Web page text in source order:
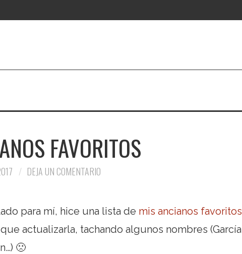
FAVORITOS
DEJA UN COMENTARIO
para mí, hice una lista de mis ancianos favoritos
actualizarla, tachando algunos nombres (García
🙁